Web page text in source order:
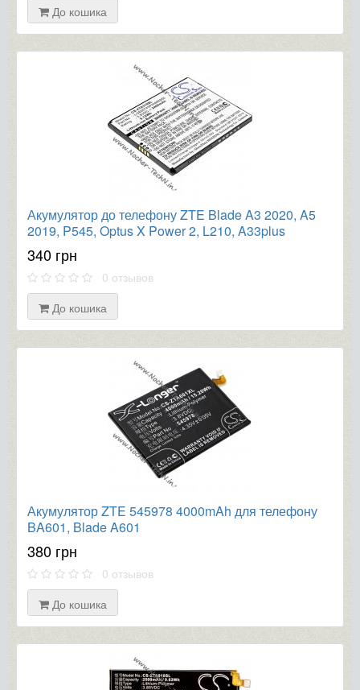
До кошика
Акумулятор до телефону ZTE Blade A3 2020, A5
2019, P545, Optus X Power 2, L210, A33plus
2400mAh
340 грн
0 отзывов
До кошика
Акумулятор ZTE 545978 4000mAh для телефону
BA601, Blade A601
380 грн
0 отзывов
До кошика